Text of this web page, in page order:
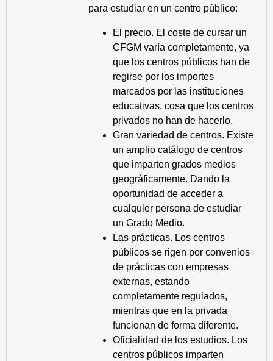
para estudiar en un centro público:
El precio. El coste de cursar un
CFGM varía completamente, ya
que los centros públicos han de
regirse por los importes
marcados por las instituciones
educativas, cosa que los centros
privados no han de hacerlo.
Gran variedad de centros. Existe
un amplio catálogo de centros
que imparten grados medios
geográficamente. Dando la
oportunidad de acceder a
cualquier persona de estudiar
un Grado Medio.
Las prácticas. Los centros
públicos se rigen por convenios
de prácticas con empresas
externas, estando
completamente regulados,
mientras que en la privada
funcionan de forma diferente.
Oficialidad de los estudios. Los
centros públicos imparten